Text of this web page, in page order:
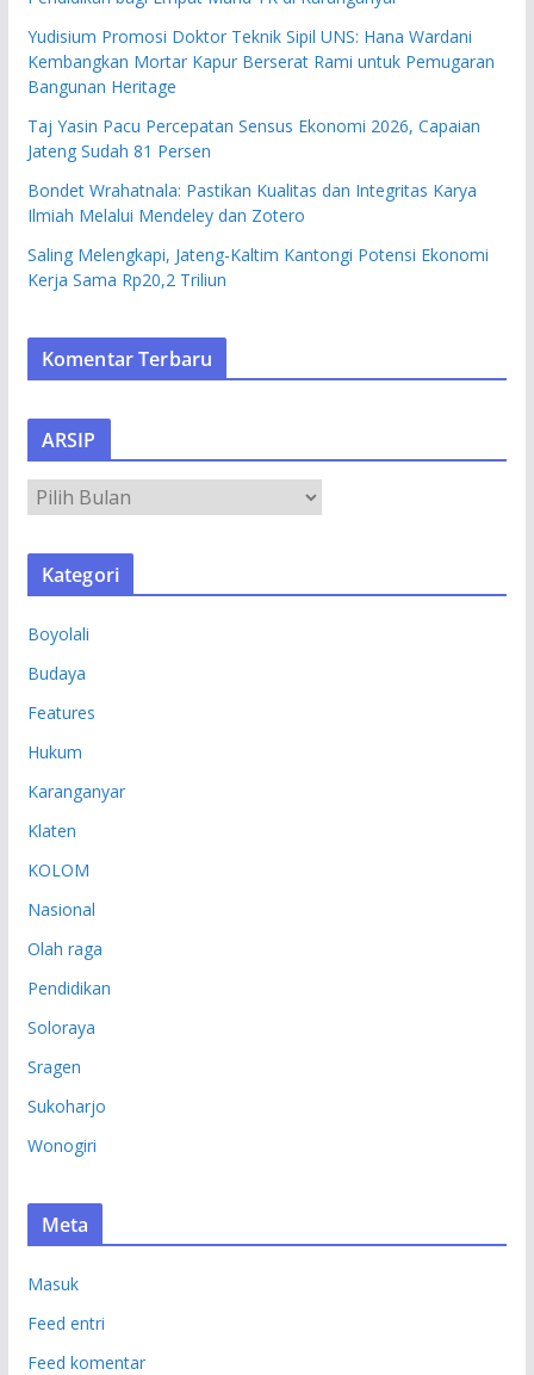
Yudisium Promosi Doktor Teknik Sipil UNS: Hana Wardani
Kembangkan Mortar Kapur Berserat Rami untuk Pemugaran
Bangunan Heritage
Taj Yasin Pacu Percepatan Sensus Ekonomi 2026, Capaian
Jateng Sudah 81 Persen
Bondet Wrahatnala: Pastikan Kualitas dan Integritas Karya
Ilmiah Melalui Mendeley dan Zotero
Saling Melengkapi, Jateng-Kaltim Kantongi Potensi Ekonomi
Kerja Sama Rp20,2 Triliun
Komentar Terbaru
ARSIP
R
S
Kategori
Boyolali
Budaya
Features
Hukum
Karanganyar
Klaten
KOLOM
Nasional
Olah raga
Pendidikan
Soloraya
Sragen
Sukoharjo
Wonogiri
Meta
Masuk
Feed entri
Feed komentar